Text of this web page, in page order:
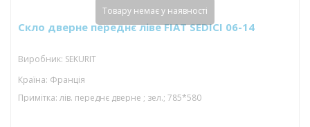
Скло дверне переднє ліве FIAT SEDICI 06-14
Виробник: SEKURIT
Країна: Франція
Примітка: лів. переднє дверне ; зел.; 785*580
Товару немає у наявності